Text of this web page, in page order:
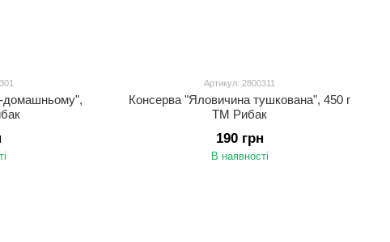
домашньому",
Артикул: 2800311
Консерва "Яловичина тушкована", 450 г
ТМ Рибак
190 грн
В наявності